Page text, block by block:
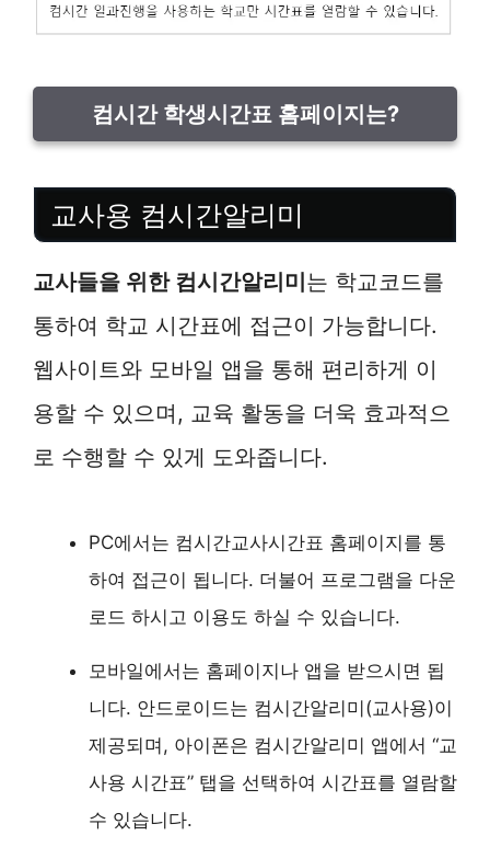
컴시간 학생시간표 홈페이지는?
교사용 컴시간알리미
교사들을 위한 컴시간알리미는 학교코드를
통하여 학교 시간표에 접근이 가능합니다.
웹사이트와 모바일 앱을 통해 편리하게 이
용할 수 있으며, 교육 활동을 더욱 효과적으
로 수행할 수 있게 도와줍니다.
PC에서는 컴시간교사시간표 홈페이지를 통
하여 접근이 됩니다. 더불어 프로그램을 다운
로드 하시고 이용도 하실 수 있습니다.
모바일에서는 홈페이지나 앱을 받으시면 됩
니다. 안드로이드는 컴시간알리미(교사용)이
제공되며, 아이폰은 컴시간알리미 앱에서 “교
사용 시간표” 탭을 선택하여 시간표를 열람할
수 있습니다.